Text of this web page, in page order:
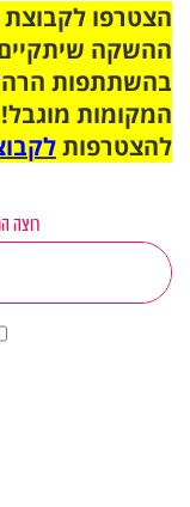
ההשקה
בהשתתפות
המקומות
להצטרפות
רוצה